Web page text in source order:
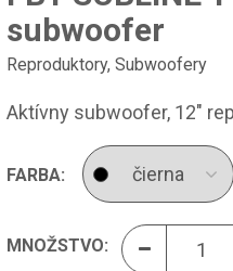
subwoofer
Reproduktory, Subwoofery
Aktívny subwoofer, 12"
FARBA:
MNOŽSTVO: